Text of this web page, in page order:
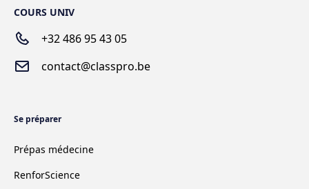
COURS UNIV
+32 486 95 43 05
contact@classpro.be
Se préparer
Prépas médecine
RenforScience